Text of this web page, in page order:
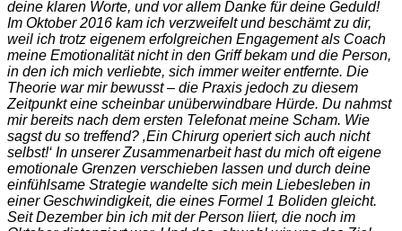
deine klaren Worte, und vor allem Danke für deine Geduld!
Im Oktober 2016 kam ich verzweifelt und beschämt zu dir,
weil ich trotz eigenem erfolgreichen Engagement als Coach
meine Emotionalität nicht in den Griff bekam und die Person,
in den ich mich verliebte, sich immer weiter entfernte. Die
Theorie war mir bewusst – die Praxis jedoch zu diesem
Zeitpunkt eine scheinbar unüberwindbare Hürde. Du nahmst
mir bereits nach dem ersten Telefonat meine Scham. Wie
sagst du so treffend? ‚Ein Chirurg operiert sich auch nicht
selbst!‘ In unserer Zusammenarbeit hast du mich oft eigene
emotionale Grenzen verschieben lassen und durch deine
einfühlsame Strategie wandelte sich mein Liebesleben in
einer Geschwindigkeit, die eines Formel 1 Boliden gleicht.
Seit Dezember bin ich mit der Person liiert, die noch im